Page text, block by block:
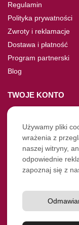
Regulamin
Polityka prywatności
Zwroty i reklamacje
Dostawa i płatność
Program partnerski
Blog
TWOJE KONTO
Moje konto
Nie pamiętasz hasła?
Twoje zamówienia
NASZE SOCIALE
Instagram
Używamy pliki
wrażenia z
naszej witryny,
odpowiednie
zapoznaj się z